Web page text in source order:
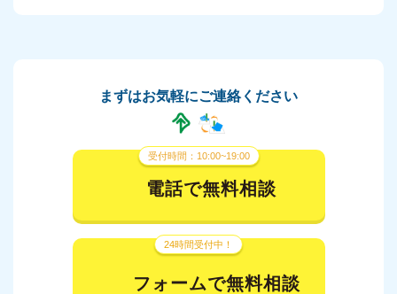
まずはお気軽にご連絡ください
受付時間：10:00~19:00
電話で無料相談
24時間受付中！
フォームで無料相談